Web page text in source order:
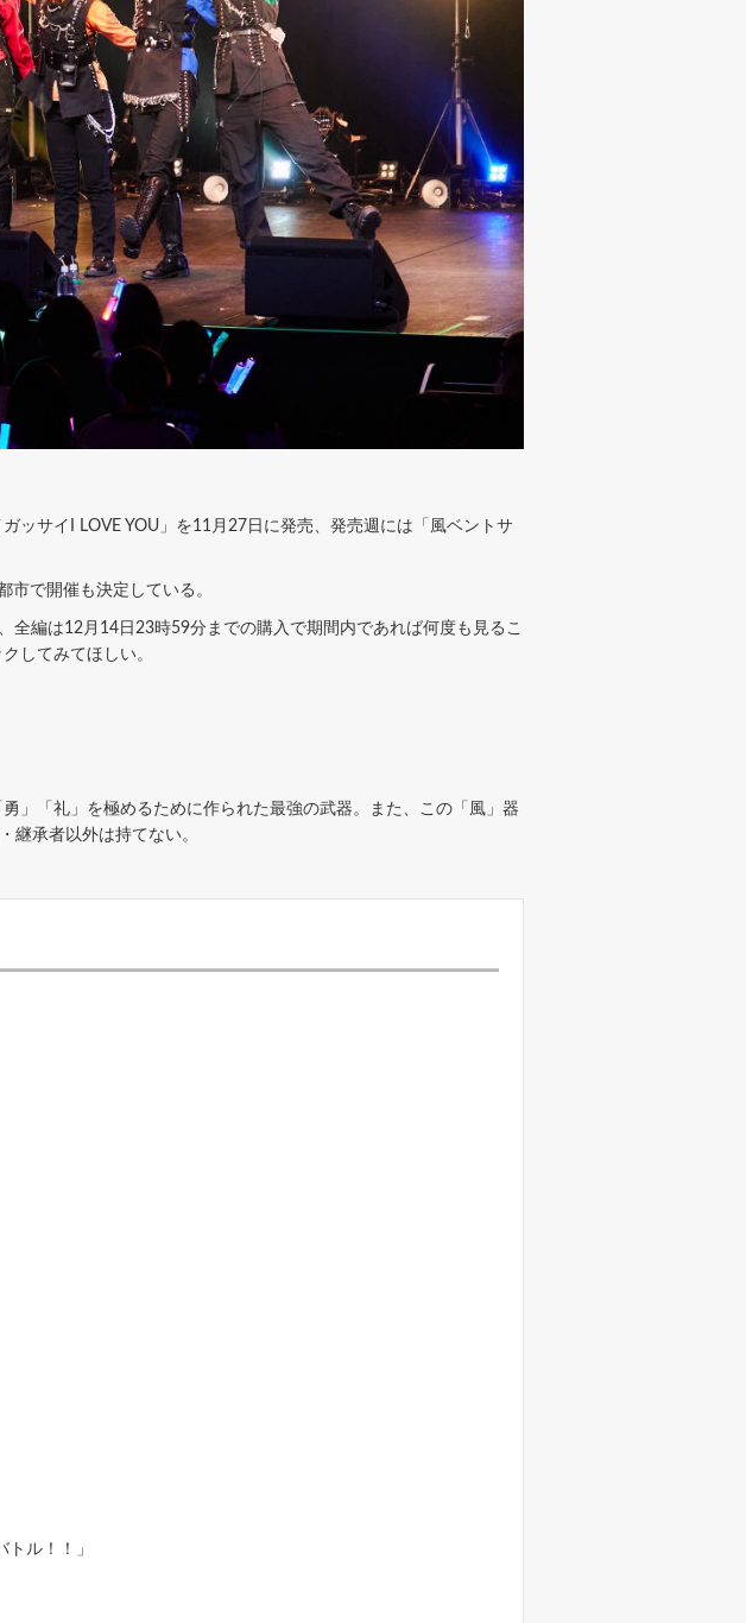
ッサイI LOVE YOU」を11月27日に発売、発売週には「風ベントサ
市で開催も決定している。
全編は12月14日23時59分までの購入で期間内であれば何度も見るこ
してみてほしい。
」「礼」を極めるために作られた最強の武器。また、この「風」器
継承者以外は持てない。
ル！！」